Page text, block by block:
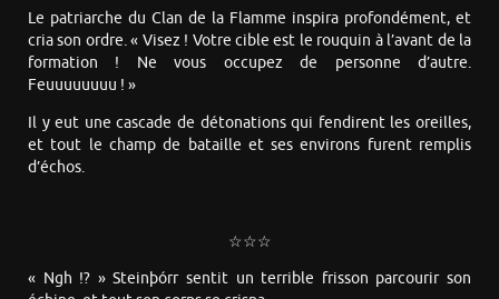
Le patriarche du Clan de la Flamme inspira profondément, et
cria son ordre. « Visez ! Votre cible est le rouquin à l’avant de la
formation ! Ne vous occupez de personne d’autre.
Feuuuuuuuu ! »
Il y eut une cascade de détonations qui fendirent les oreilles,
et tout le champ de bataille et ses environs furent remplis
d’échos.
☆☆☆
« Ngh !? » Steinþórr sentit un terrible frisson parcourir son